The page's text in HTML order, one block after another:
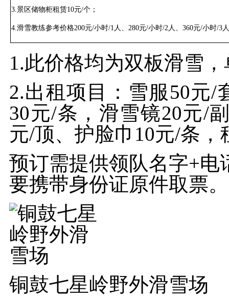
3.景区储物柜租赁10元/个；
4.滑雪教练参考价格200元/小时/1 人、280元/小时/2人、360元/小时/3
1.此价格均为双板滑雪
2.出租项目：雪服50元/
30元/条， 滑雪镜20元/
元/顶、护脸巾10元/条，
预订需提供领队名字+电
要携带身份证原件取票。
铜鼓七星岭野外滑雪场